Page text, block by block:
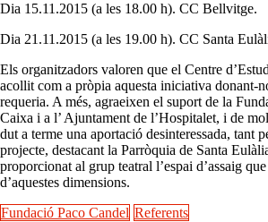
Dia 15.11.2015 (a les 18.00 h). CC Bellvitge.
Dia 21.11.2015 (a les 19.00 h). CC Santa
Els organitzadors valoren que el Centre
acollit com a pròpia aquesta iniciativa donant-
requeria. A més, agraeixen el suport de la
Caixa i a l’ Ajuntament de l’Hospitalet, i de
dut a terme una aportació desinteressada, tant
projecte, destacant la Parròquia de Santa
proporcionat al grup teatral l’espai d’assaig
d’aquestes dimensions.
Fundació Paco Candel Referents